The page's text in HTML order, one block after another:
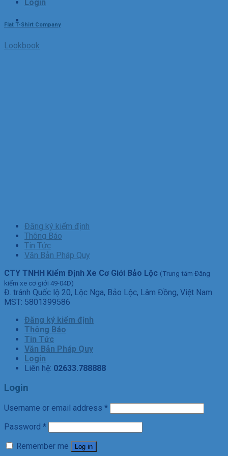
Login
Flat T-Shirt Company
Lookbook
Đăng ký kiểm định
Thông Báo
Tin Tức
Văn Bản Pháp Quy
CTY TNHH Kiểm Định Xe Cơ Giới Bảo Lộc (Trung tâm Đăng
kiểm xe cơ giới 49-04D)
Đ. tránh Quốc lộ 20, Lộc Nga, Bảo Lộc, Lâm Đồng, Việt Nam
MST: 5801399586
Đăng ký kiểm định
Thông Báo
Tin Tức
Văn Bản Pháp Quy
Login
Liên hệ: 02633.788888
Login
Username or email address *
Password *
Remember me
Log in